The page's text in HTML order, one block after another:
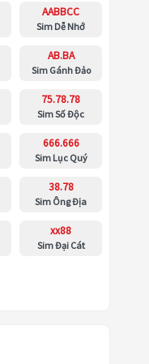
AABBCC
Sim Dễ Nhớ
AB.BA
Sim Gánh Đảo
75.78.78
Sim Số Độc
666.666
Sim Lục Quý
38.78
Sim Ông Địa
xx88
Sim Đại Cát